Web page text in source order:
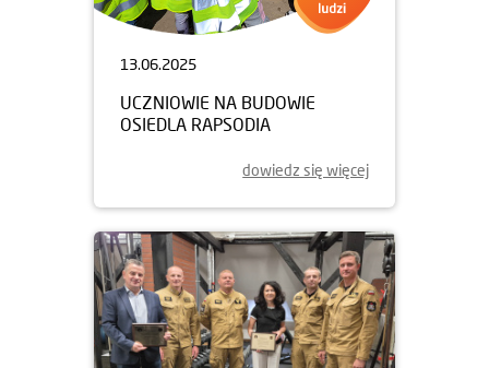
13.06.2025
UCZNIOWIE NA BUDOWIE
OSIEDLA RAPSODIA
dowiedz się więcej